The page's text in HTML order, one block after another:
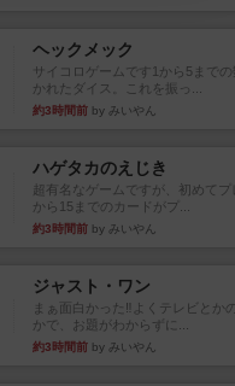
ヘックメック
サイコロゲームです1から5まで
かれたダイス。これを振っ...
約3時間前 by みいやん
ハゲタカのえじき
超有名なゲームですが、初めて
から15までのカードがプ...
約3時間前 by みいやん
ジャスト・ワン
まぁ面白かった‼️よくテレビとか
かで、お題がわからずに...
約3時間前 by みいやん